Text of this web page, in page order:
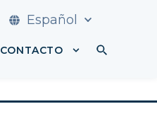
Español
FAMILIAR
submenú para
CONTACTO Mostrar